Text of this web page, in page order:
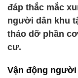
đáp thắc mắc
người dân khu
tháo dỡ phần
cư.
Vận động